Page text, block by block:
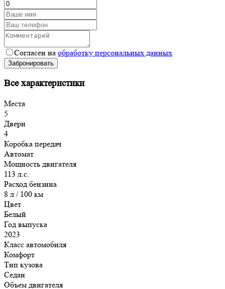
Согласен на обработку персональных данных
Забронировать
Все характеристики
Места
5
Двери
4
Коробка передач
Автомат
Мощность двигателя
113 л.с.
Расход бензина
8 л / 100 км
Цвет
Белый
Год выпуска
2023
Класс автомобиля
Комфорт
Тип кузова
Седан
Объем двигателя